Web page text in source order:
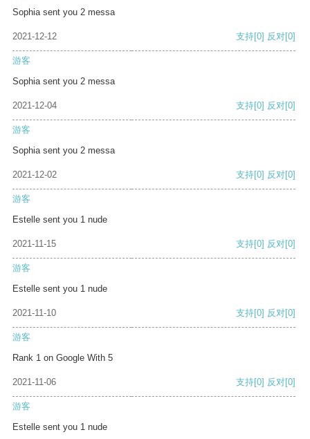
Sophia sent you 2 messa
2021-12-12 支持[0] 反对[0]
游客
Sophia sent you 2 messa
2021-12-04 支持[0] 反对[0]
游客
Sophia sent you 2 messa
2021-12-02 支持[0] 反对[0]
游客
Estelle sent you 1 nude
2021-11-15 支持[0] 反对[0]
游客
Estelle sent you 1 nude
2021-11-10 支持[0] 反对[0]
游客
Rank 1 on Google With 5
2021-11-06 支持[0] 反对[0]
游客
Estelle sent you 1 nude